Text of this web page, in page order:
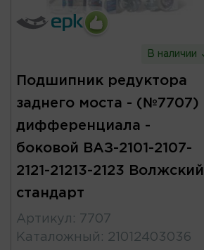
В наличии
Подшипник редуктора
заднего моста - (№7707)
дифференциала -
боковой ВАЗ-2101-2107-
2121-21213-2123 Волжский
стандарт
Артикул :
7707
Каталожный : 21012403036